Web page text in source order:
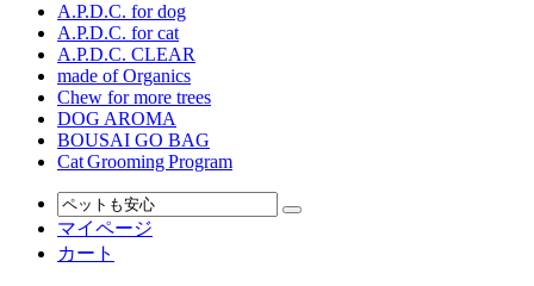
A.P.D.C. for dog
A.P.D.C. for cat
A.P.D.C. CLEAR
made of Organics
Chew for more trees
DOG AROMA
BOUSAI GO BAG
Cat Grooming Program
マイページ
カート